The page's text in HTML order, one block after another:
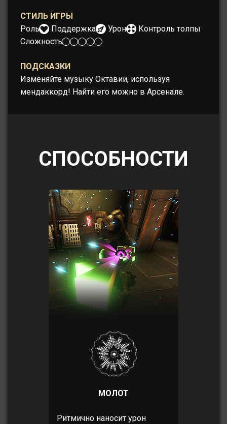
СТИЛЬ ИГРЫ
Роль:
Поддержка Урон
Контроль толпы
Сложность:
ПОДСКАЗКИ
Изменяйте музыку Октавии, используя
мендаккорд! Найти его можно в Арсенале.
СПОСОБНОСТИ
МОЛОТ
Ритмично наносит урон